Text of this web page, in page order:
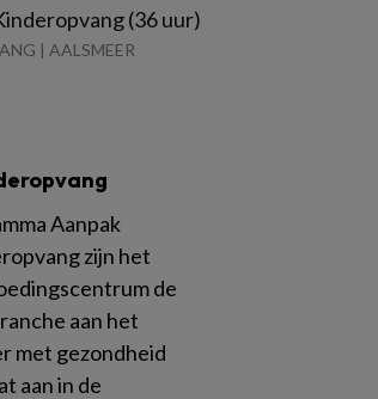
(36 uur)
| AALSMEER
Aanpak
zijn het
de
aan het
met gezondheid
aan in de